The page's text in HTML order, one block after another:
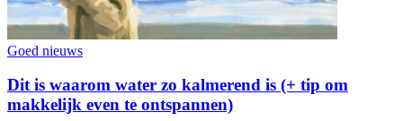
Goed nieuws
Dit is waarom water zo kalmerend is (+ tip om
makkelijk even te ontspannen)